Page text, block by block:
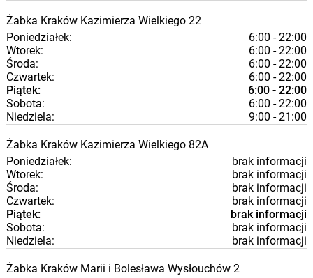
Żabka Kraków Kazimierza Wielkiego 22
Poniedziałek:
6:00 - 22:00
Wtorek:
6:00 - 22:00
Środa:
6:00 - 22:00
Czwartek:
6:00 - 22:00
Piątek:
6:00 - 22:00
Sobota:
6:00 - 22:00
Niedziela:
9:00 - 21:00
Żabka Kraków Kazimierza Wielkiego 82A
Poniedziałek:
brak informacji
Wtorek:
brak informacji
Środa:
brak informacji
Czwartek:
brak informacji
Piątek:
brak informacji
Sobota:
brak informacji
Niedziela:
brak informacji
Żabka Kraków Marii i Bolesława Wysłouchów 2